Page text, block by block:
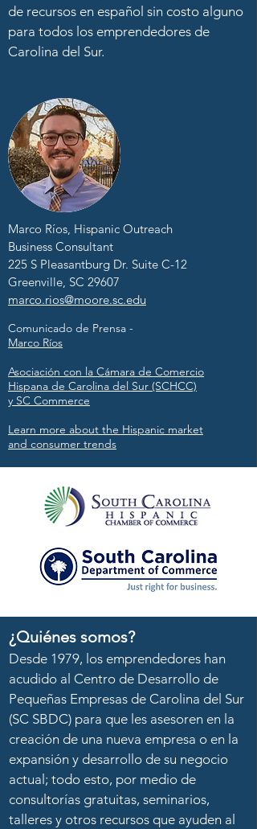
de recursos en español sin costo alguno
para todos los emprendedores de
Carolina del Sur.
Marco Ríos, Hispanic Outreach
Business Consultant
225 S Pleasantburg Dr. Suite C-12
Greenville, SC 29607
marco.rios@moore.sc.edu
Comunicado de Prensa -
Marco Ríos
Asociación con la Cámara de Comercio
Hispana de Carolina del Sur (SCHCC)
y SC Commerce
Learn more about the Hispanic market
and consumer trends
¿Quiénes somos?
Desde 1979, los emprendedores han
acudido al Centro de Desarrollo de
Pequeñas Empresas de Carolina del Sur
(SC SBDC) para que les asesoren en la
creación de una nueva empresa o en la
expansión y desarrollo de su negocio
actual; todo esto, por medio de
consultorías gratuitas, seminarios,
talleres y otros recursos que ayuden al